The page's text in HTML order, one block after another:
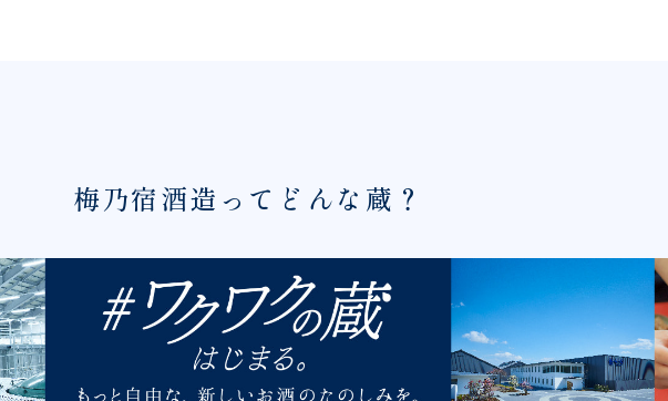
梅乃宿酒造ってどんな蔵？